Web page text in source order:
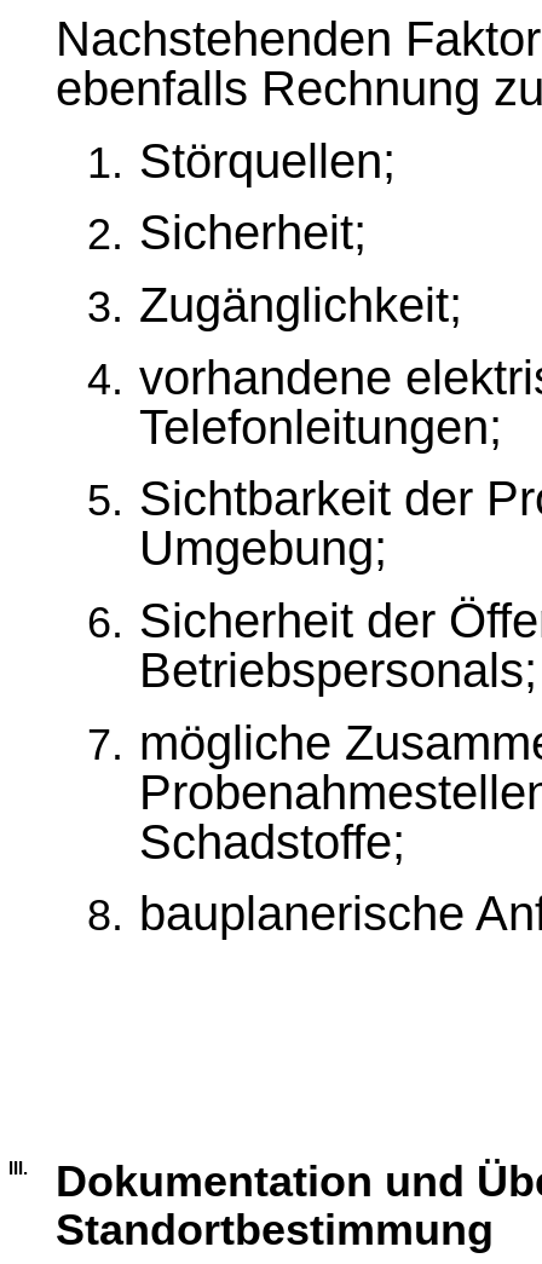
Nachstehenden
ebenfalls Rechnung
Störquellen;
Sicherheit;
Zugänglichkeit;
vorhandene
Telefonleitungen;
Sichtbarkeit der
Umgebung;
Sicherheit der
Betriebspersonals;
mögliche
Schadstoffe;
bauplanerische
III.
Dokumentation und
Standortbestimmung